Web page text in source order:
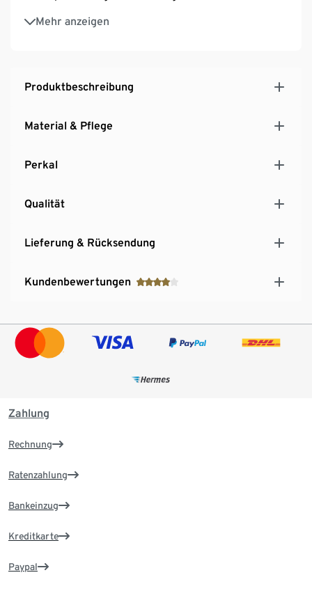
Mehr anzeigen
Temperaturausgleichend
Produktbeschreibung
Material & Pflege
Perkal
Qualität
Lieferung & Rücksendung
Kundenbewertungen
Zahlung
Rechnung
Ratenzahlung
Bankeinzug
Kreditkarte
Paypal